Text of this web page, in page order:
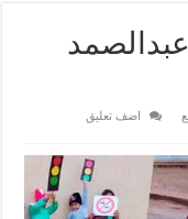
اضف تعليق